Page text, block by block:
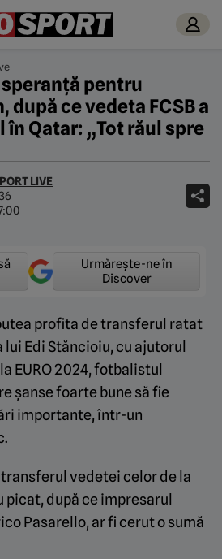
speranță pentru
după ce vedeta FCSB a
Qatar: „Tot răul spre
LIVE
Urmărește-ne în
Discover
profita de transferul ratat
lui Edi Stăncioiu, cu ajutorul
EURO 2024, fotbalistul
șanse foarte bune să fie
importante, într-un
vedetei celor de la
picat, după ce impresarul
Pasarello, ar fi cerut o sumă